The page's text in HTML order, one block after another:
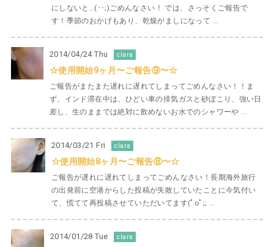
にしないと…(･･;)ごめんなさい！ では、さっそくご報告で
す！季節のおかげもあり、乾燥がましになって ...
2014/04/24 Thu clara
☆使用開始9ヶ月〜ご報告⑨〜☆
ご報告がまたまた遅れに遅れてしまってごめんなさい！！ま
ず、インド滞在中は、ひどい車の排気ガスと砂ぼこり、強い日
差し、生のままでは絶対に飲めないお水でのシャワーや ...
2014/03/21 Fri clara
☆使用開始8ヶ月〜ご報告⑧〜☆
ご報告が遅れに遅れてしまってごめんなさい！長期海外旅行
の出発前に空港からした投稿が失敗していたことに今気付い
て、慌てて再投稿させていただいてます(ﾟoﾟ;; ...
2014/01/28 Tue clara